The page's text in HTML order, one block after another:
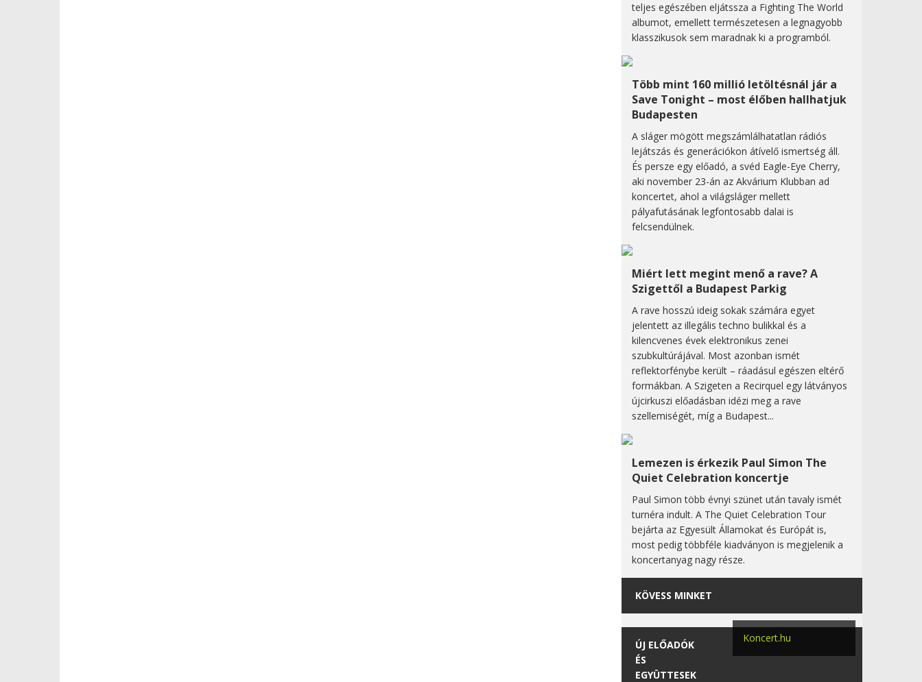
teljes egészében eljátssza a Fighting The World
albumot, emellett természetesen a legnagyobb
klasszikusok sem maradnak ki a programból.
Több mint 160 millió letöltésnál jár a
Save Tonight – most élőben hallhatjuk
Budapesten
A sláger mögött megszámlálhatatlan rádiós
lejátszás és generációkon átívelő ismertség áll.
És persze egy előadó, a svéd Eagle-Eye Cherry,
aki november 23-án az Akvárium Klubban ad
koncertet, ahol a világsláger mellett
pályafutásának legfontosabb dalai is
felcsendülnek.
Miért lett megint menő a rave? A
Szigettől a Budapest Parkig
A rave hosszú ideig sokak számára egyet
jelentett az illegális techno bulikkal és a
kilencvenes évek elektronikus zenei
szubkultúrájával. Most azonban ismét
reflektorfénybe került – ráadásul egészen eltérő
formákban. A Szigeten a Recirquel egy látványos
újcirkuszi előadásban idézi meg a rave
szellemiségét, míg a Budapest...
Lemezen is érkezik Paul Simon The
Quiet Celebration koncertje
Paul Simon több évnyi szünet után tavaly ismét
turnéra indult. A The Quiet Celebration Tour
bejárta az Egyesült Államokat és Európát is,
most pedig többféle kiadványon is megjelenik a
koncertanyag nagy része.
KÖVESS MINKET
Koncert.hu
ÚJ ELŐADÓK
ÉS
EGYÜTTESEK